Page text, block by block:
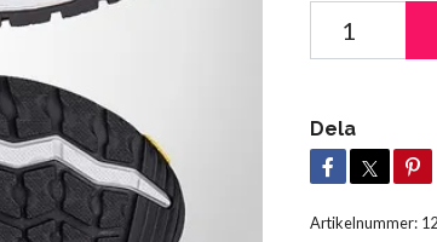
Dela
Artikelnummer: